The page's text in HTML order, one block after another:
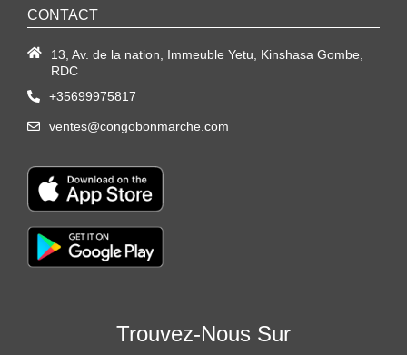
CONTACT
13, Av. de la nation, Immeuble Yetu, Kinshasa Gombe,
RDC
+35699975817
ventes@congobonmarche.com
Trouvez-Nous Sur